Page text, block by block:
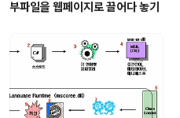
부파일을 웹페이지로 끌어다 놓기